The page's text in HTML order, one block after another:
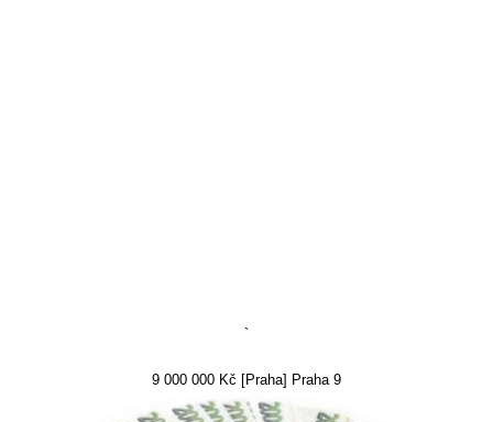
`
9 000 000 Kč [Praha] Praha 9